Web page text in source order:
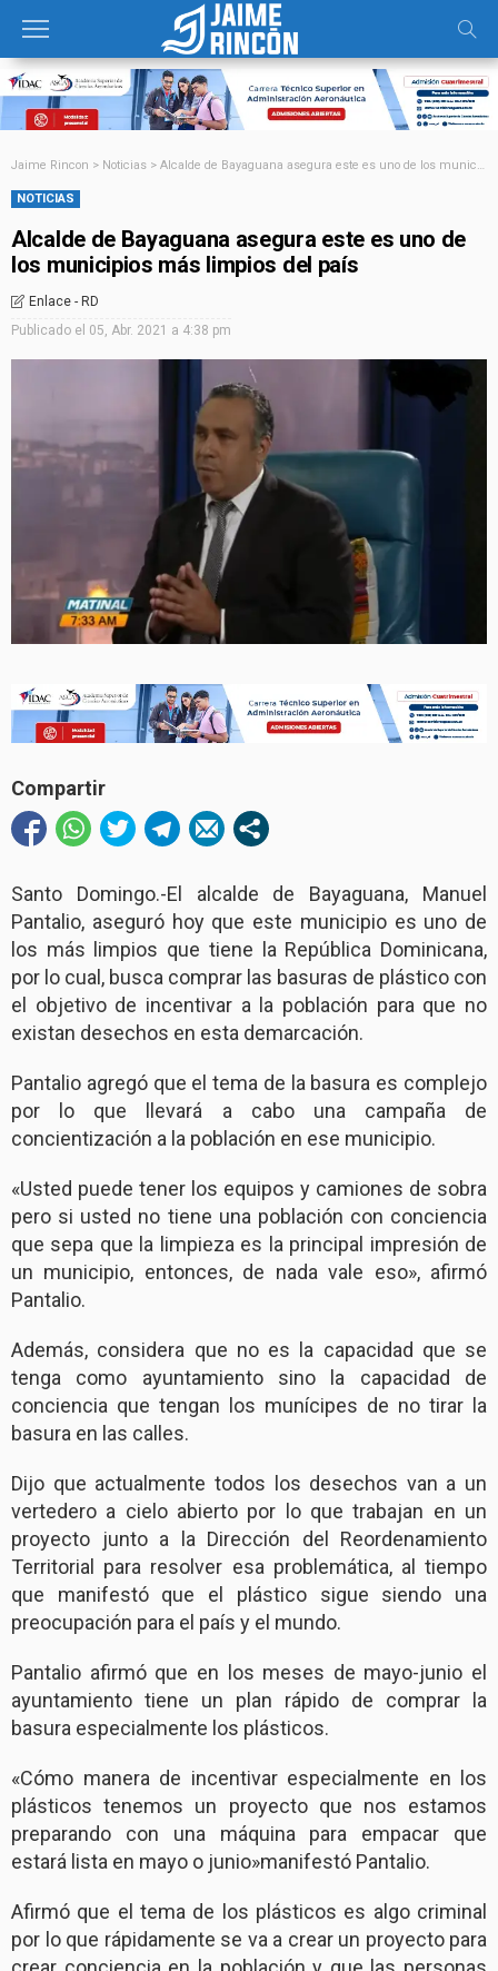
Jaime Rincon > Noticias > Alcalde de Bayaguana asegura este es uno de los municipios más limpios del país
NOTICIAS
Alcalde de Bayaguana asegura este es uno de
los municipios más limpios del país
Enlace - RD
Publicado el 05, Abr. 2021 a 4:38 pm
Compartir
Santo Domingo.-El alcalde de Bayaguana, Manuel
Pantalio, aseguró hoy que este municipio es uno de
los más limpios que tiene la República Dominicana,
por lo cual, busca comprar las basuras de plástico con
el objetivo de incentivar a la población para que no
existan desechos en esta demarcación.
Pantalio agregó que el tema de la basura es complejo
por lo que llevará a cabo una campaña de
concientización a la población en ese municipio.
«Usted puede tener los equipos y camiones de sobra
pero si usted no tiene una población con conciencia
que sepa que la limpieza es la principal impresión de
un municipio, entonces, de nada vale eso», afirmó
Pantalio.
Además, considera que no es la capacidad que se
tenga como ayuntamiento sino la capacidad de
conciencia que tengan los munícipes de no tirar la
basura en las calles.
Dijo que actualmente todos los desechos van a un
vertedero a cielo abierto por lo que trabajan en un
proyecto junto a la Dirección del Reordenamiento
Territorial para resolver esa problemática, al tiempo
que manifestó que el plástico sigue siendo una
preocupación para el país y el mundo.
Pantalio afirmó que en los meses de mayo-junio el
ayuntamiento tiene un plan rápido de comprar la
basura especialmente los plásticos.
«Cómo manera de incentivar especialmente en los
plásticos tenemos un proyecto que nos estamos
preparando con una máquina para empacar que
estará lista en mayo o junio»manifestó Pantalio.
Afirmó que el tema de los plásticos es algo criminal
por lo que rápidamente se va a crear un proyecto para